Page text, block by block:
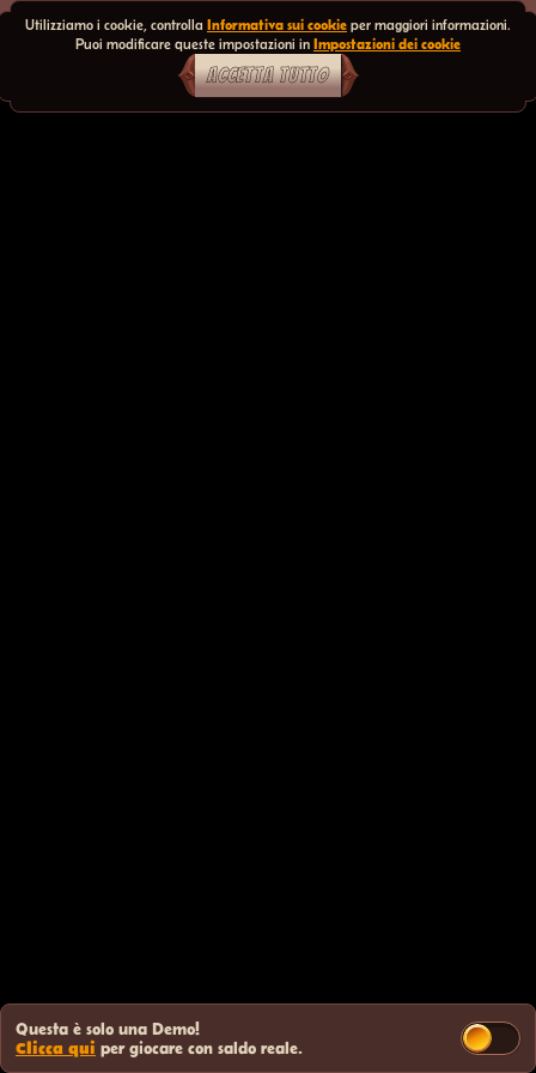
Questa è solo una Demo!
Clicca qui per giocare con saldo reale.
Utilizziamo i cookie, controlla Informativa sui cookie per maggiori informazioni.
Puoi modificare queste impostazioni in Impostazioni dei cookie
ACCETTA TUTTO